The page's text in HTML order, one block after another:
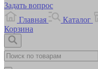
Задать вопрос
Главная
Каталог
Корзина